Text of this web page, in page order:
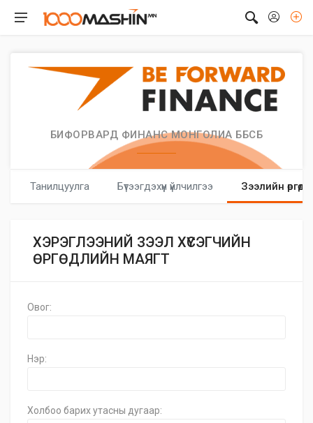
БИФОРВАРД ФИНАНС МОНГОЛИА ББСБ
Танилцуулга Бүтээгдэхүүн үйлчилгээ Зээлийн өргөдөл
ХЭРЭГЛЭЭНИЙ ЗЭЭЛ ХҮСЭГЧИЙН
ӨРГӨДЛИЙН МАЯГТ
Овог:
Нэр:
Холбоо барих утасны дугаар: